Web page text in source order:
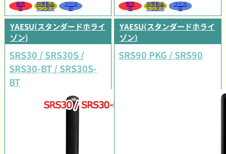
販売
可
同等製品
レンタル
リース
可
販売
可
同等製品
レンタル
リース
可
YAESU(スタンダードホライ
ゾン)
SRS30 / SRS30S /
SRS30-BT / SRS30S-
BT
YAESU(スタンダードホライ
ゾン)
SRS90 PKG / SRS90